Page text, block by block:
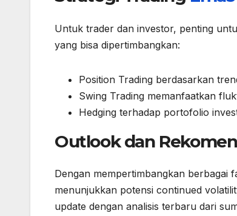
Untuk trader dan investor, penting
yang bisa dipertimbangkan:
Position Trading berdasarkan
Swing Trading memanfaatkan
Hedging terhadap portofolio
Outlook dan
Dengan mempertimbangkan berbagai
menunjukkan potensi continued
update dengan analisis terbaru dari